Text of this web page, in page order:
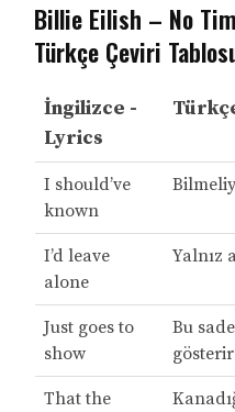
Billie Eilish – No
Türkçe Çeviri
İngilizce -
Lyrics
I should’ve
known
I’d leave
alone
Yalnız
Just goes to
show
Bu
gösterir
That the